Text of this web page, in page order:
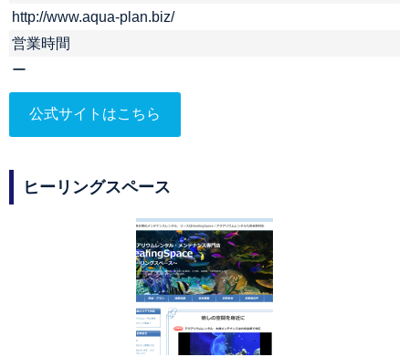
http://www.aqua-plan.biz/
営業時間
ー
公式サイトはこちら
ヒーリングスペース